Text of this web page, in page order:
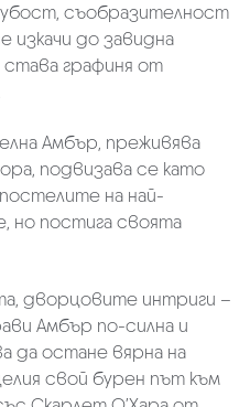
съобразителност
изкачи до завидна
графиня от
Амбър, преживява
подвизава се като
на най-
но постига своята
дворцовите интриги –
Амбър по-силна и
да остане вярна на
свой бурен път към